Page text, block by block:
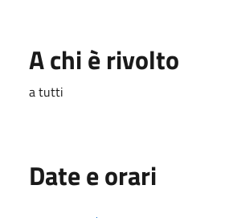
A chi è rivolto
a tutti
Date e orari